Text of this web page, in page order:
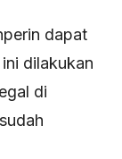
dapat
dilakukan
di